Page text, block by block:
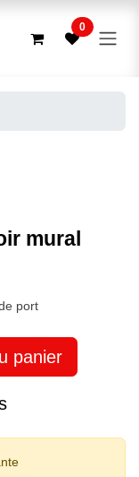
0
mural
port
panier